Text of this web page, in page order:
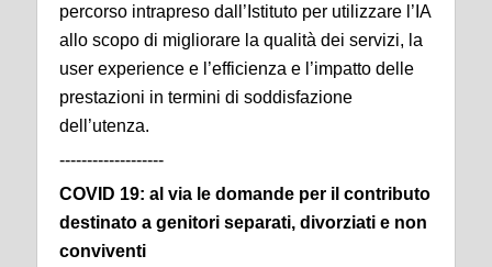
percorso intrapreso dall’Istituto per utilizzare l’IA
allo scopo di migliorare la qualità dei servizi, la
user experience e l’efficienza e l’impatto delle
prestazioni in termini di soddisfazione
dell’utenza.
-------------------
COVID 19: al via le domande per il contributo
destinato a genitori separati, divorziati e non
conviventi